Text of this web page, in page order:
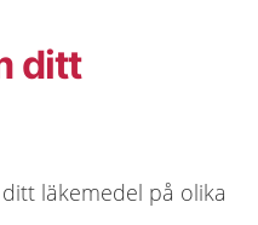
ditt
läkemedel på olika